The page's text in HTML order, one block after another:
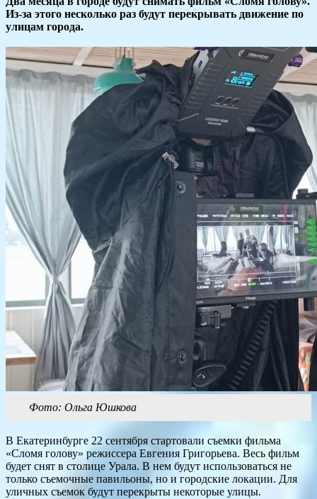
Из-за этого несколько раз будут перекрывать движение по
улицам города.
Фото: Ольга Юшкова
В Екатеринбурге 22 сентября стартовали съемки фильма
«Сломя голову» режиссера Евгения Григорьева. Весь фильм
будет снят в столице Урала. В нем будут использоваться не
только съемочные павильоны, но и городские локации. Для
уличных съемок будут перекрыты некоторые улицы.